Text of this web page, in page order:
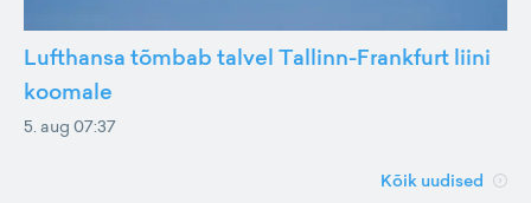
Lufthansa tõmbab talvel Tallinn-Frankfurt liini
koomale
5. aug 07:37
Kõik uudised